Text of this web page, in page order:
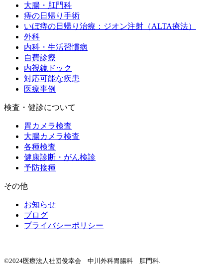
大腸・肛門科
痔の日帰り手術
いぼ痔の日帰り治療：ジオン注射（ALTA療法）
外科
内科・生活習慣病
自費診療
内視鏡ドック
対応可能な疾患
医療事例
検査・健診について
胃カメラ検査
大腸カメラ検査
各種検査
健康診断・がん検診
予防接種
その他
お知らせ
ブログ
プライバシーポリシー
©2024医療法人社団俊幸会 中川外科胃腸科 肛門科.